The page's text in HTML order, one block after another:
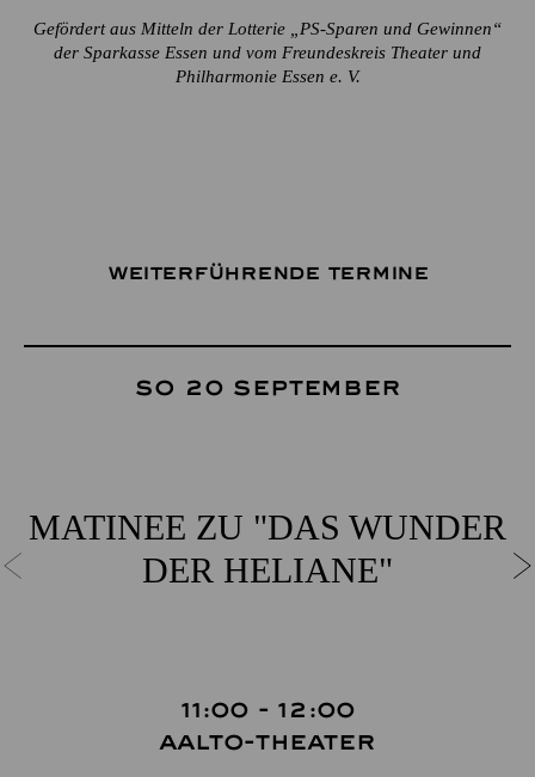
Gefördert aus Mitteln der Lotterie „PS-Sparen und Gewinnen“
der Sparkasse Essen und vom Freundeskreis Theater und
Philharmonie Essen e. V.
Weiterführende Termine
So 20 September
MATINEE ZU "DAS WUNDER
DER HELIANE"
11:00 - 12:00
Aalto-Theater